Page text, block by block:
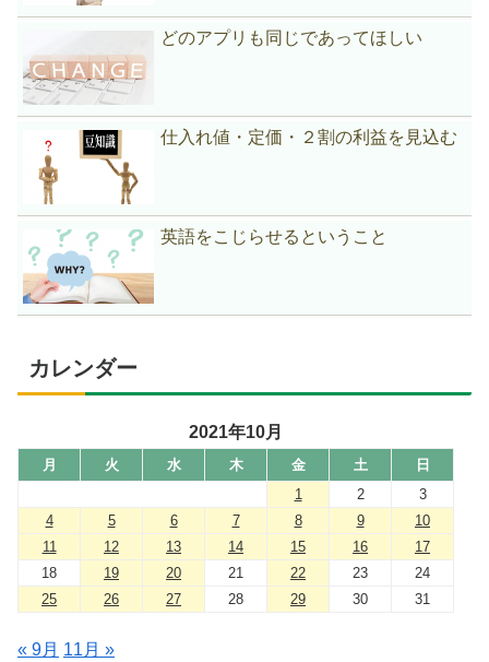
どのアプリも同じであってほしい
仕入れ値・定価・２割の利益を見込む
英語をこじらせるということ
カレンダー
2021年10月
月 火 水 木 金 土
日
1
2
3
4
5 6 7 8 9
10
11
12 13 14 15 16
17
18
19 20 21 22 23
24
25
26 27 28 29 30 31
« 9月 11月 »